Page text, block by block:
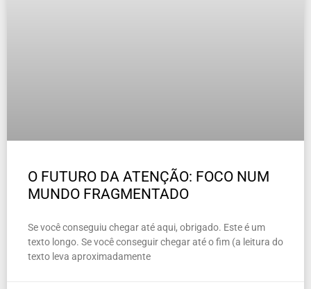
O FUTURO DA ATENÇÃO: FOCO NUM
MUNDO FRAGMENTADO
Se você conseguiu chegar até aqui, obrigado. Este é um
texto longo. Se você conseguir chegar até o fim (a leitura do
texto leva aproximadamente